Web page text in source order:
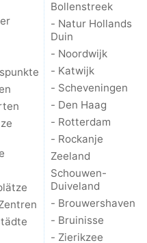
Bollenstreek
- Natur Hollands
Duin
- Noordwijk
- Katwijk
- Scheveningen
- Den Haag
- Rotterdam
- Rockanje
Zeeland
Schouwen-
Duiveland
- Brouwershaven
- Bruinisse
- Zierikzee